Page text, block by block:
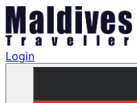
Login